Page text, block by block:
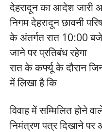
देहरादून का आदेश जारी
निगम देहरादून छावनी
के अंतर्गत रात 10:00
जाने पर प्रतिबंध रहेगा
रात के कर्फ्यू के दौरान
में लिखा है कि
विवाह में सम्मिलित होने
निमंत्रण पत्र दिखाने